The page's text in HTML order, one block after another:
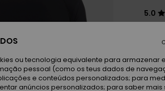
5.0
Paga
ou tecnologia equivalente para armazenar
pessoal (como os teus dados de
e conteúdos personalizados; para
anúncios personalizados; para saber mais